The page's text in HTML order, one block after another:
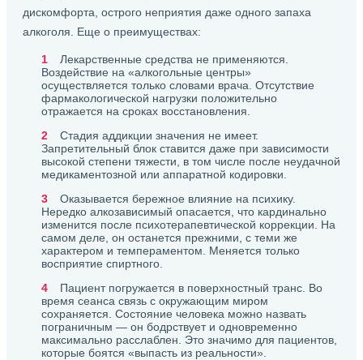
дискомфорта, острого неприятия даже одного запаха
алкоголя. Еще о преимуществах:
Лекарственные средства не применяются.
Воздействие на «алкогольные центры»
осуществляется только словами врача. Отсутствие
фармакологической нагрузки положительно
отражается на сроках восстановления.
Стадия аддикции значения не имеет.
Запретительный блок ставится даже при зависимости
высокой степени тяжести, в том числе после неудачной
медикаментозной или аппаратной кодировки.
Оказывается бережное влияние на психику.
Нередко алкозависимый опасается, что кардинально
изменится после психотерапевтической коррекции. На
самом деле, он останется прежними, с теми же
характером и темпераментом. Меняется только
восприятие спиртного.
Пациент погружается в поверхностный транс. Во
время сеанса связь с окружающим миром
сохраняется. Состояние человека можно назвать
пограничным — он бодрствует и одновременно
максимально расслаблен. Это значимо для пациентов,
которые боятся «выпасть из реальности».